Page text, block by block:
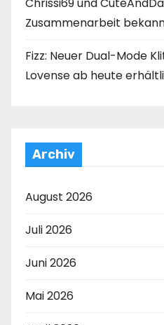
Zusammenarbeit
Fizz: Neuer Dual-Mode
Lovense ab heute
Archiv
August 2026
Juli 2026
Juni 2026
Mai 2026